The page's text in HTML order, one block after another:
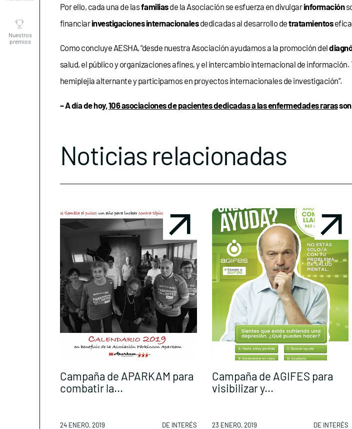
premios
Por ello, cada una de lasfamiliasde la Asociación se esfuerza en divulgarinformación
financiarinvestigaciones internacionalesdedicadas al desarrollo detratamientos
Como concluye AESHA, “desde nuestra Asociación ayudamos a la promoción del
salud, el público y organizaciones afines, y el intercambio internacional de
hemiplejia alternante y participamos en proyectos internacionales de investigación”.
– A día de hoy, 106 asociaciones de pacientes dedicadas a las enfermedades raras
Noticias relacionadas
Campaña de APARKAM para
combatir la...
24 ENERO, 2019 DE INTERÉS
Campaña de AGIFES para
visibilizar y...
23 ENERO, 2019 DE INTERÉS